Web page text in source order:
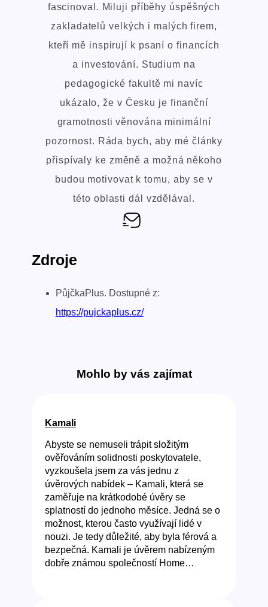
fascinoval. Miluji příběhy úspěšných
zakladatelů velkých i malých firem,
kteří mě inspirují k psaní o financích
a investování. Studium na
pedagogické fakultě mi navíc
ukázalo, že v Česku je finanční
gramotnosti věnována minimální
pozornost. Ráda bych, aby mé články
přispívaly ke změně a možná někoho
budou motivovat k tomu, aby se v
této oblasti dál vzdělával.
Zdroje
PůjčkaPlus. Dostupné z:
https://pujckaplus.cz/
Mohlo by vás zajímat
Kamali
Abyste se nemuseli trápit složitým
ověřováním solidnosti poskytovatele,
vyzkoušela jsem za vás jednu z
úvěrových nabídek – Kamali, která se
zaměřuje na krátkodobé úvěry se
splatností do jednoho měsíce. Jedná se o
možnost, kterou často využívají lidé v
nouzi. Je tedy důležité, aby byla férová a
bezpečná. Kamali je úvěrem nabízeným
dobře známou společností Home…